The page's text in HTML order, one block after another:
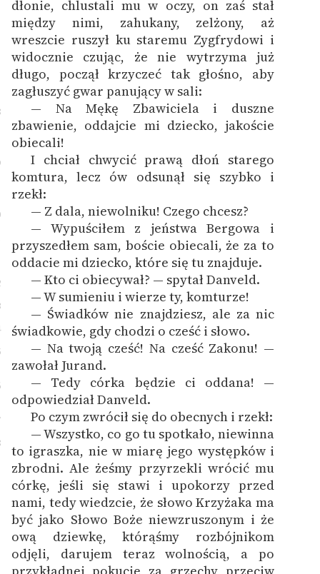
dłonie, chlustali mu w oczy, on zaś stał
między nimi, zahukany, zelżony, aż
wreszcie ruszył ku staremu Zygfrydowi i
widocznie czując, że nie wytrzyma już
długo, począł krzyczeć tak głośno, aby
zagłuszyć gwar panujący w sali:
— Na Mękę Zbawiciela i duszne
zbawienie, oddajcie mi dziecko, jakoście
obiecali!
I chciał chwycić prawą dłoń starego
komtura, lecz ów odsunął się szybko i
rzekł:
— Z dala, niewolniku! Czego chcesz?
— Wypuściłem z jeństwa Bergowa i
przyszedłem sam, boście obiecali, że za to
oddacie mi dziecko, które się tu znajduje.
— Kto ci obiecywał? — spytał Danveld.
— W sumieniu i wierze ty, komturze!
— Świadków nie znajdziesz, ale za nic
świadkowie, gdy chodzi o cześć i słowo.
— Na twoją cześć! Na cześć Zakonu! —
zawołał Jurand.
— Tedy córka będzie ci oddana! —
odpowiedział Danveld.
Po czym zwrócił się do obecnych i rzekł:
— Wszystko, co go tu spotkało, niewinna
to igraszka, nie w miarę jego występków i
zbrodni. Ale żeśmy przyrzekli wrócić mu
córkę, jeśli się stawi i upokorzy przed
nami, tedy wiedzcie, że słowo Krzyżaka ma
być jako Słowo Boże niewzruszonym i że
ową dziewkę, którąśmy rozbójnikom
odjęli, darujem teraz wolnością, a po